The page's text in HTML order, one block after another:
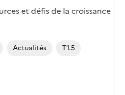
et défis de la croissance
Actualités
T1.5